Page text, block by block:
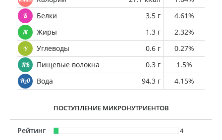
Белки
3.5 г
4.61%
Жиры
1.3 г
2.32%
Углеводы
0.6 г
0.27%
Пищевые волокна
0.3 г
1.5%
Вода
94.3 г 4.15%
ПОСТУПЛЕНИЕ МИКРОНУТРИЕНТОВ
Рейтинг
4